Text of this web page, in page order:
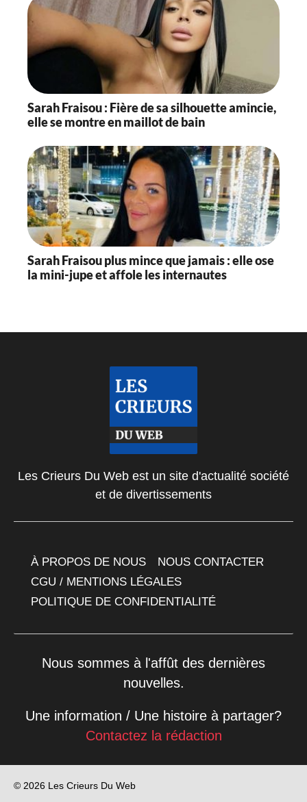
Sarah Fraisou : Fière de sa silhouette amincie,
elle se montre en maillot de bain
Sarah Fraisou plus mince que jamais : elle ose
la mini-jupe et affole les internautes
Les Crieurs Du Web est un site d'actualité société
et de divertissements
À PROPOS DE NOUS
NOUS CONTACTER
CGU / MENTIONS LÉGALES
POLITIQUE DE CONFIDENTIALITÉ
Nous sommes à l'affût des dernières
nouvelles.
Une information / Une histoire à partager?
Contactez la rédaction
© 2026 Les Crieurs Du Web